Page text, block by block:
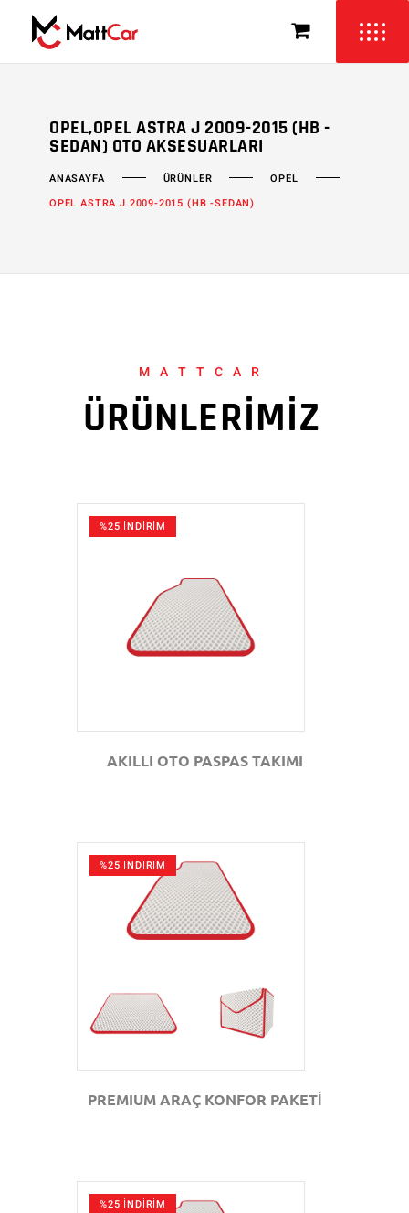
OPEL,OPEL ASTRA J 2009-2015 (HB -
SEDAN) OTO AKSESUARLARI
ANASAYFA ÜRÜNLER
OPEL
OPEL ASTRA J 2009-2015 (HB -SEDAN)
MATTCAR
ÜRÜNLERİMİZ
%25 İNDİRİM
GÖZAT
AKILLI OTO PASPAS TAKIMI
%25 İNDİRİM
PREMIUM ARAÇ KONFOR PAKETİ
%25 İNDİRİM